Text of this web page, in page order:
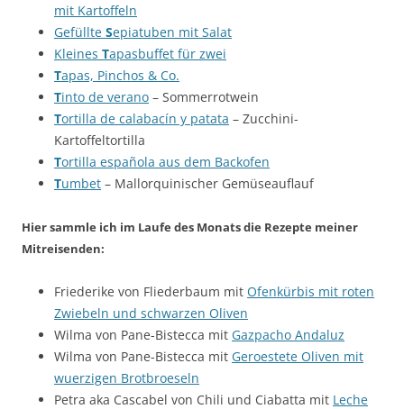
mit Kartoffeln
Gefüllte Sepiatuben mit Salat
Kleines Tapasbuffet für zwei
Tapas, Pinchos & Co.
Tinto de verano – Sommerrotwein
Tortilla de calabacín y patata – Zucchini-
Kartoffeltortilla
Tortilla española aus dem Backofen
Tumbet – Mallorquinischer Gemüseauflauf
Hier sammle ich im Laufe des Monats die Rezepte meiner
Mitreisenden:
Friederike von Fliederbaum mit Ofenkürbis mit roten
Zwiebeln und schwarzen Oliven
Wilma von Pane-Bistecca mit Gazpacho Andaluz
Wilma von Pane-Bistecca mit Geroestete Oliven mit
wuerzigen Brotbroeseln
Petra aka Cascabel von Chili und Ciabatta mit Leche